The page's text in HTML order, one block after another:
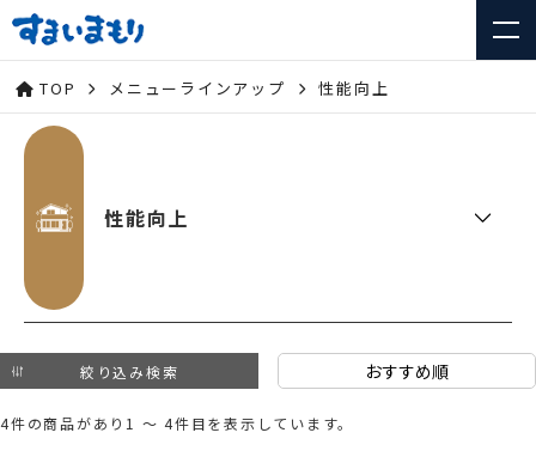
TOP メニューラインアップ 性能向上
性能向上
絞り込み検索
4件の商品があり1 ～ 4件目を表示しています。